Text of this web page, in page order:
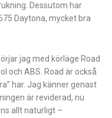
Dessutom har
Daytona, mycket bra
jag med körläge Road
och ABS. Road är också
har. Jag känner genast
är reviderad, nu
allt naturligt –